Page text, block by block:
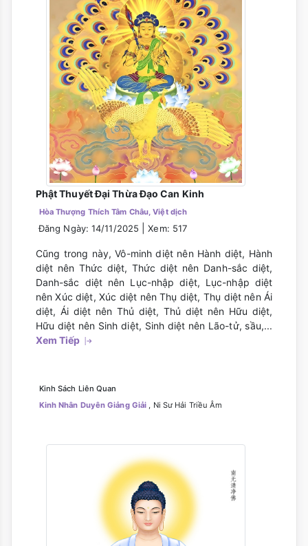
Phật Thuyết Đại Thừa Đạo Can Kinh
Hòa Thượng Thích Tâm Châu, Việt dịch
Đăng Ngày: 14/11/2025 |Xem: 517
Cũng trong này, Vô-minh diệt nên Hành diệt, Hành
diệt nên Thức diệt, Thức diệt nên Danh-sắc diệt,
Danh-sắc diệt nên Lục-nhập diệt, Lục-nhập diệt
nên Xúc diệt, Xúc diệt nên Thụ diệt, Thụ diệt nên Ái
diệt, Ái diệt nên Thủ diệt, Thủ diệt nên Hữu diệt,
Hữu diệt nên Sinh diệt, Sinh diệt nên Lão-tử, sầu,...
Xem Tiếp
Kinh Sách Liên Quan
Kinh Nhân Duyên Giảng Giải , Ni Sư Hải Triều Âm